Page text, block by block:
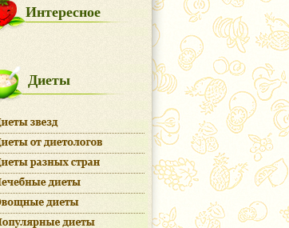
Интересное
Диеты